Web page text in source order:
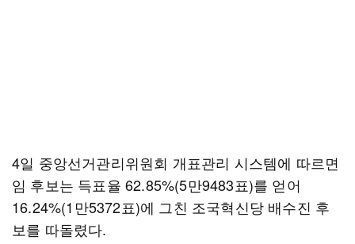
4일 중앙선거관리위원회 개표관리 시스템에 따르면
임 후보는 득표율 62.85%(5만9483표)를 얻어
16.24%(1만5372표)에 그친 조국혁신당 배수진 후
보를 따돌렸다.